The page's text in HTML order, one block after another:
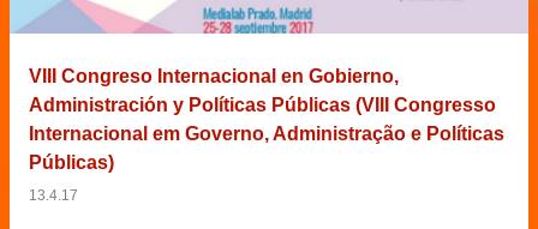
VIII Congreso Internacional en Gobierno,
Administración y Políticas Públicas (VIII Congresso
Internacional em Governo, Administração e Políticas
Públicas)
13.4.17